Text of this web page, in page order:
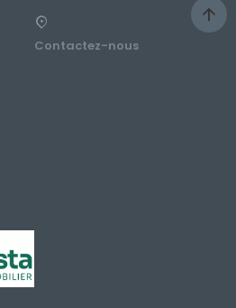
Contactez-nous